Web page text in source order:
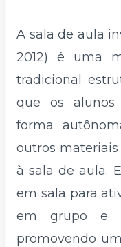
A sala de aula
2012) é uma
tradicional
que os
forma
outros
à sala de aula.
em sala para
em grupo e
promovendo